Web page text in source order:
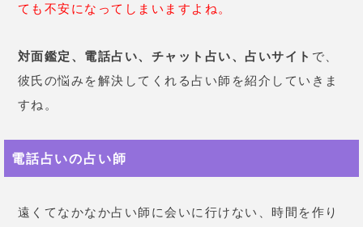
ても不安になってしまいますよね。
対面鑑定、電話占い、チャット占い、占いサイト で、
彼氏の悩みを解決してくれる占い師を紹介していきま
すね。
電話占いの占い師
遠くてなかなか占い師に会いに行けない、時間を作り